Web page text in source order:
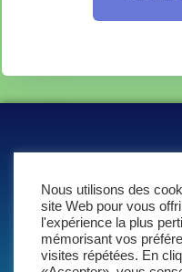
Nous utilisons des
site Web pour vous
l'expérience la plus
mémorisant vos
visites répétées. En